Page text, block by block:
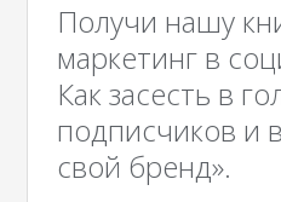
Получи нашу
маркетинг в
Как засесть в
подписчиков и
свой бренд».